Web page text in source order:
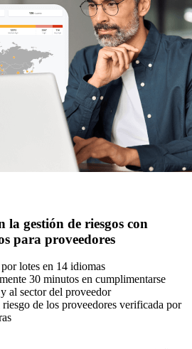
la gestión de riesgos con
para proveedores
lotes en 14 idiomas
30 minutos en cumplimentarse
al sector del proveedor
de los proveedores verificada por